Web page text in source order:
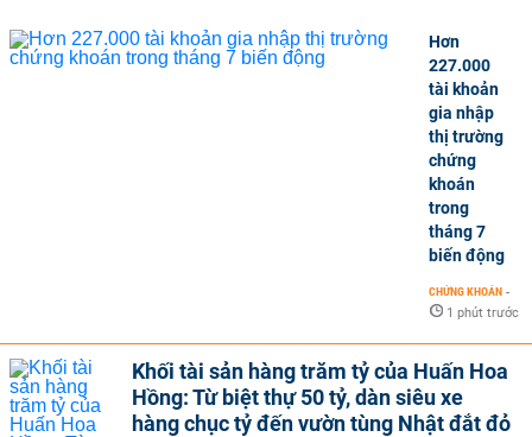
Hơn
227.000
tài khoản
gia nhập
thị trường
chứng
khoán
trong
tháng 7
biến động
CHỨNG KHOÁN -
1 phút trước
Khối tài sản hàng trăm tỷ của Huấn Hoa
Hồng: Từ biệt thự 50 tỷ, dàn siêu xe
hàng chục tỷ đến vườn tùng Nhật đắt đỏ